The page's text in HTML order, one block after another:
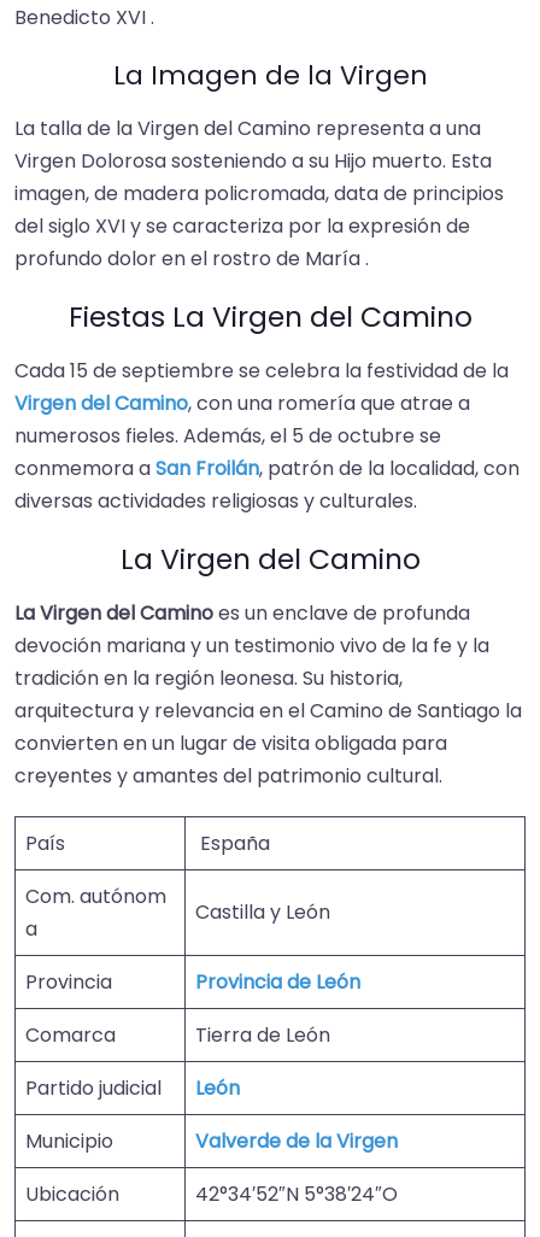
Benedicto XVI .
La Imagen de la Virgen
La talla de la Virgen del Camino representa a una
Virgen Dolorosa sosteniendo a su Hijo muerto. Esta
imagen, de madera policromada, data de principios
del siglo XVI y se caracteriza por la expresión de
profundo dolor en el rostro de María .
Fiestas La Virgen del Camino
Cada 15 de septiembre se celebra la festividad de la
Virgen del Camino, con una romería que atrae a
numerosos fieles. Además, el 5 de octubre se
conmemora aSan Froilán, patrón de la localidad, con
diversas actividades religiosas y culturales.
La Virgen del Camino
La Virgen del Caminoes un enclave de profunda
devoción mariana y un testimonio vivo de la fe y la
tradición en la región leonesa. Su historia,
arquitectura y relevancia en el Camino de Santiago la
convierten en un lugar de visita obligada para
creyentes y amantes del patrimonio cultural.
País
España
Com. autónom
a
Castilla y León
Provincia
Provincia de León
Comarca
Tierra de León
Partido judicial
León
Municipio
Valverde de la Virgen
Ubicación
42°34′52″N 5°38′24″O